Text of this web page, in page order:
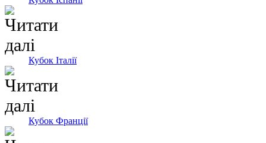
Кубок Італії
Кубок Франції